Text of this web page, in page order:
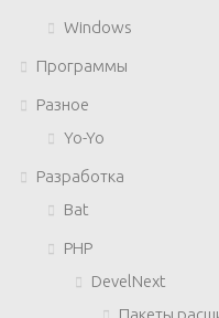
Windows
Программы
Разное
Yo-Yo
Разработка
Bat
PHP
DevelNext